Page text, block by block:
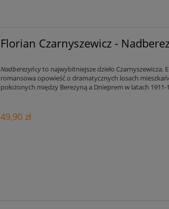
Florian Czarnyszewicz -
Nadberezyńcyto najwybitniejsze dzieło Czarnyszewicza.
romansowa opowieść o dramatycznych losach
położonych między Berezyną a Dnieprem w latach 1911-
49,90 zł